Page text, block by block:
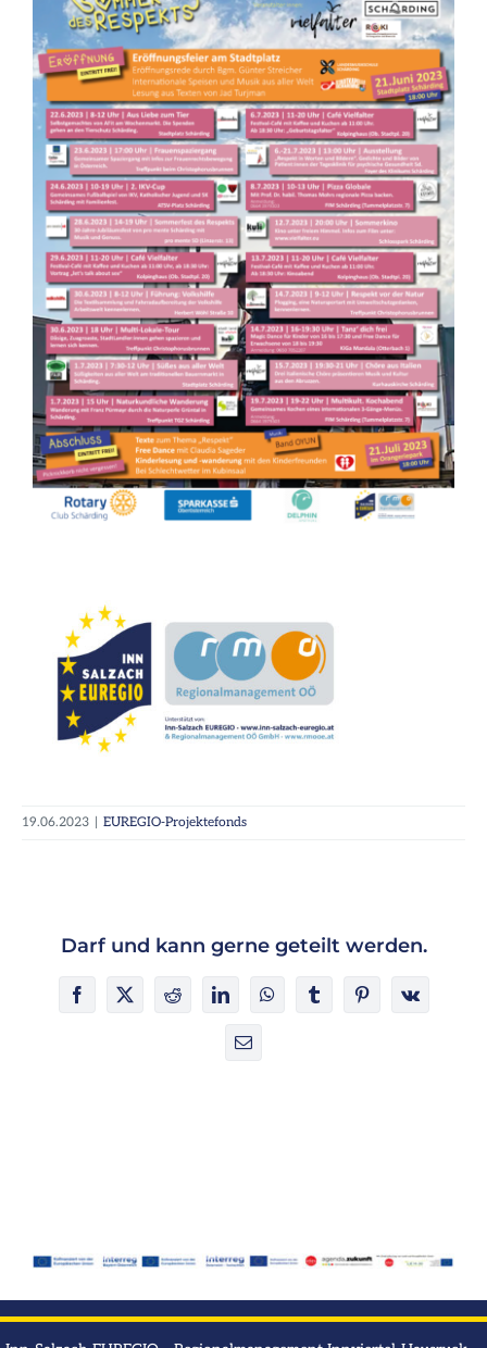
19.06.2023 EUREGIO-Projektefonds
Darf und kann gerne geteilt werden.
Facebook
X RedditLinkedInWhatsAppTumblrPinterest
Vk
E-
Mail